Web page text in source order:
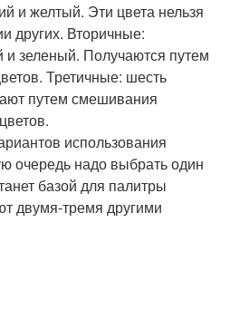
и желтый. Эти цвета нельзя
других. Вторичные:
зеленый. Получаются путем
Третичные: шесть
путем смешивания
использования
очередь надо выбрать один
базой для палитры
двумя-тремя другими